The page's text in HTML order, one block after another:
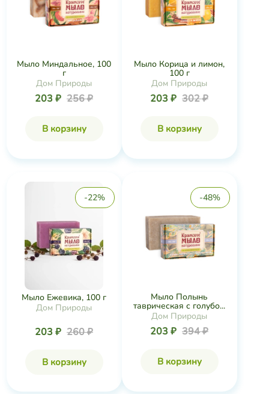
Мыло Миндальное, 100
г
Дом Природы
203 ₽ 256 ₽
В корзину
Мыло Корица и лимон,
100 г
Дом Природы
203 ₽ 302 ₽
В корзину
-22%
Мыло Ежевика, 100 г
Дом Природы
203 ₽ 260 ₽
В корзину
-48%
Мыло Полынь
таврическая с голубо...
Дом Природы
203 ₽ 394 ₽
В корзину